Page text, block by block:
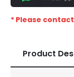
* Please
Product